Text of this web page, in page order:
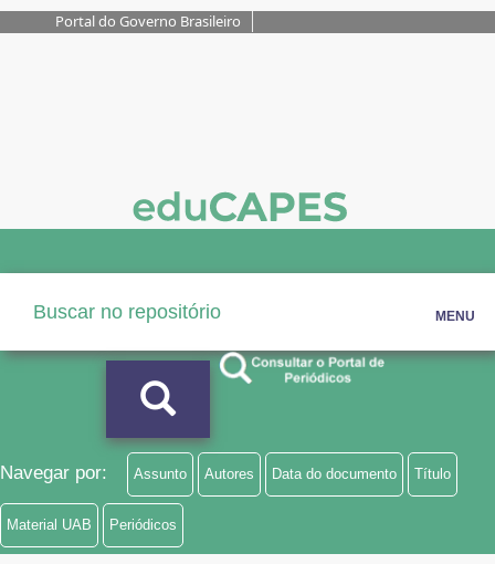
Portal do Governo Brasileiro
MENU
Navegar por: Assunto Autores Data do documento Título
Material UAB Periódicos